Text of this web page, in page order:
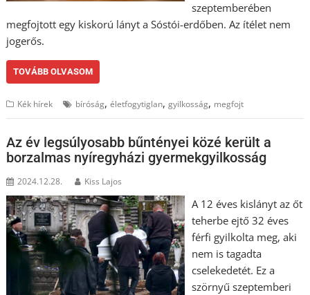
szeptemberében
megfojtott egy kiskorú lányt a Sóstói-erdőben. Az ítélet nem
jogerős.
TOVÁBB OLVASOM
Kék hírek bíróság,életfogytiglan,gyilkosság, megfojt
Az év legsúlyosabb bűntényei közé került a
borzalmas nyíregyházi gyermekgyilkosság
2024.12.28. Kiss Lajos
A 12 éves kislányt az őt
teherbe ejtő 32 éves
férfi gyilkolta meg, aki
nem is tagadta
cselekedetét. Ez a
szörnyű szeptemberi